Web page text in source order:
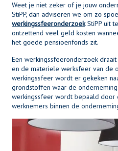
Weet je niet zeker of je jouw
StiPP, dan adviseren we om zo
werkingssfeeronderzoekStiPP uit
ontzettend veel geld kosten
het goede pensioenfonds zit.
Een werkingssfeeronderzoek
en de materiele werksfeer van de
werkingssfeer wordt er gekeken
grondstoffen waar de
werkingssfeer wordt bepaald door
werknemers binnen de